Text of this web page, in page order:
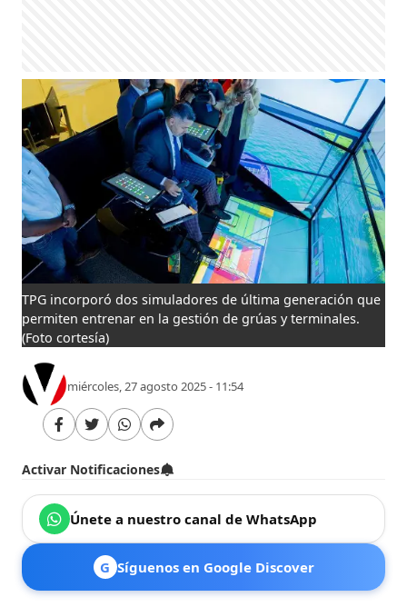
TPG incorporó dos simuladores de última generación que
permiten entrenar en la gestión de grúas y terminales.
(Foto cortesía)
miércoles, 27 agosto 2025 - 11:54
Activar Notificaciones
Únete a nuestro canal de WhatsApp
G Síguenos en Google Discover